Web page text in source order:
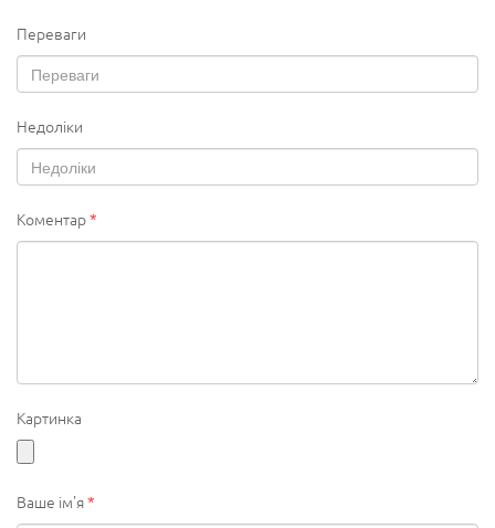
Переваги
Недоліки
Коментар*
Картинка
Ваше ім'я*